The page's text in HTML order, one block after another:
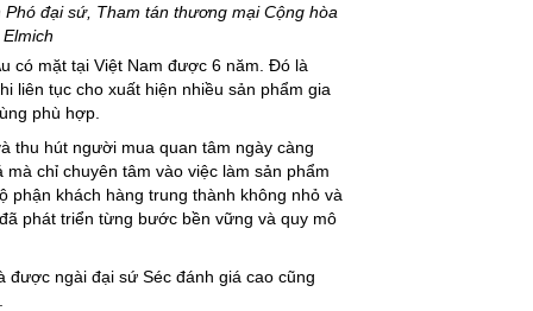
đại sứ, Tham tán thương mại Cộng hòa
có mặt tại Việt Nam được 6 năm. Đó là
liên tục cho xuất hiện nhiều sản phẩm gia
phù hợp.
thu hút người mua quan tâm ngày càng
chỉ chuyên tâm vào việc làm sản phẩm
phận khách hàng trung thành không nhỏ và
phát triển từng bước bền vững và quy mô
được ngài đại sứ Séc đánh giá cao cũng